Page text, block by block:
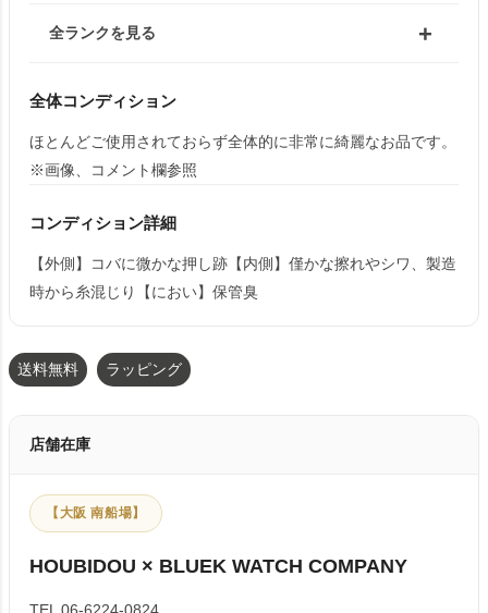
全ランクを見る
全体コンディション
ほとんどご使用されておらず全体的に非常に綺麗なお品です。
※画像、コメント欄参照
コンディション詳細
【外側】コバに微かな押し跡【内側】僅かな擦れやシワ、製造
時から糸混じり【におい】保管臭
送料無料 ラッピング
店舗在庫
【大阪 南船場】
HOUBIDOU × BLUEK WATCH COMPANY